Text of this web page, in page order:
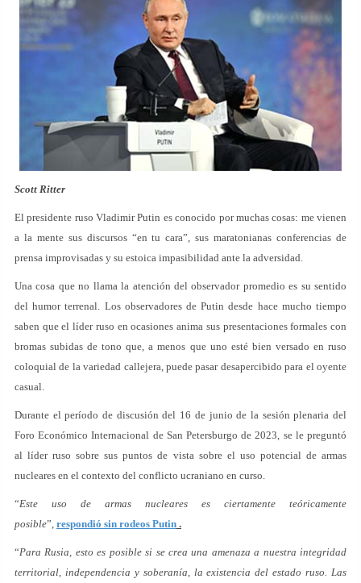
Scott Ritter
El presidente ruso Vladimir Putin es conocido por muchas cosas: me vienen
a la mente sus discursos “en tu cara”, sus maratonianas conferencias de
prensa improvisadas y su estoica impasibilidad ante la adversidad.
Una cosa que no llama la atención del observador promedio es su sentido
del humor terrenal. Los observadores de Putin desde hace mucho tiempo
saben que el líder ruso en ocasiones anima sus presentaciones formales con
bromas subidas de tono que, a menos que uno esté bien versado en ruso
coloquial de la variedad callejera, puede pasar desapercibido para el oyente
casual.
Durante el período de discusión del 16 de junio de la sesión plenaria del
Foro Económico Internacional de San Petersburgo de 2023, se le preguntó
al líder ruso sobre sus puntos de vista sobre el uso potencial de armas
nucleares en el contexto del conflicto ucraniano en curso.
“Este uso de armas nucleares es ciertamente teóricamente
posible”, respondió sin rodeos Putin .
“Para Rusia, esto es posible si se crea una amenaza a nuestra integridad
territorial, independencia y soberanía, la existencia del estado ruso. Las